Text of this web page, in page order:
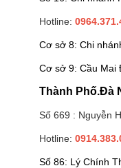
Hotline:
Cơ sở 8: Chi
Cơ sở 9: Cầu Mai
Thành Phố.Đà
Số 669 : Nguyễn
Hotline:
Số 86: Lý Chính